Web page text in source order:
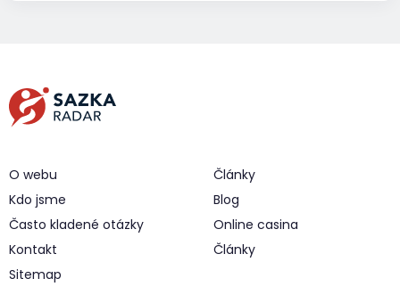
O webu
Kdo jsme
Často kladené otázky
Kontakt
Sitemap
Články
Blog
Online casina
Články